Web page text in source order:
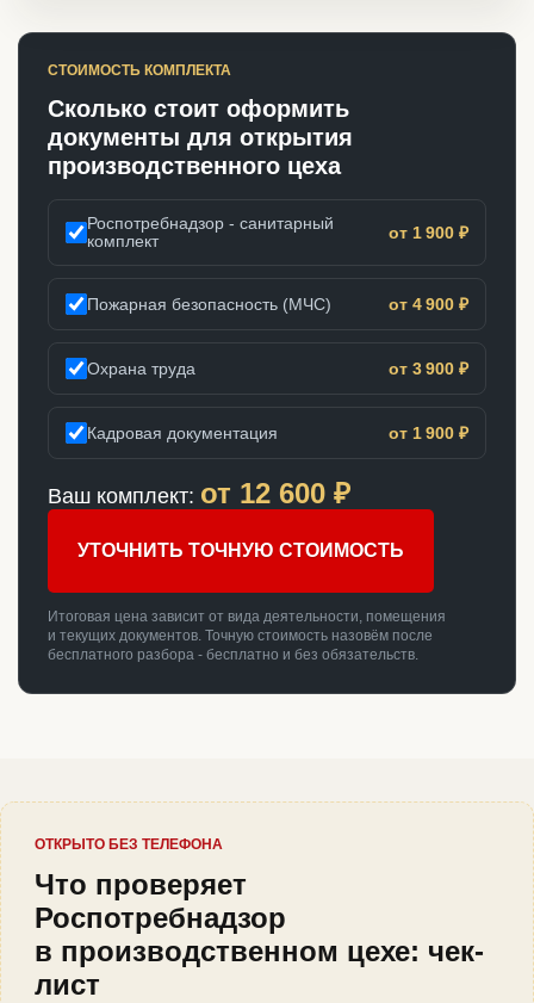
СТОИМОСТЬ КОМПЛЕКТА
Сколько стоит оформить
документы для открытия
производственного цеха
Роспотребнадзор - санитарный
комплект
от 1 900 ₽
Пожарная безопасность (МЧС) от 4 900 ₽
Охрана труда от 3 900 ₽
Кадровая документация от 1 900 ₽
Ваш комплект: от 12 600 ₽
УТОЧНИТЬ ТОЧНУЮ СТОИМОСТЬ
Итоговая цена зависит от вида деятельности, помещения
и текущих документов. Точную стоимость назовём после
бесплатного разбора - бесплатно и без обязательств.
ОТКРЫТО БЕЗ ТЕЛЕФОНА
Что проверяет
Роспотребнадзор
в производственном цехе: чек-
лист